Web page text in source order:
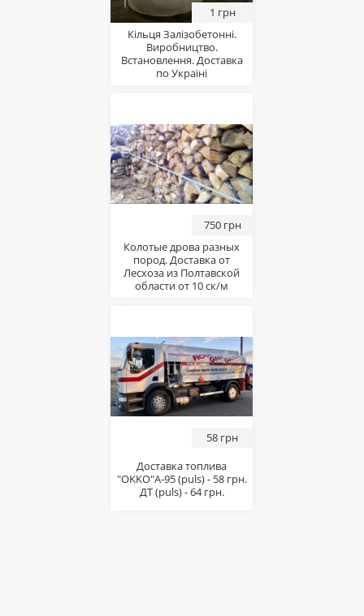
1 грн
Кільця Залізобетонні.
Виробництво.
Встановлення. Доставка
по Україні
750 грн
Колотые дрова разных
пород. Доставка от
Лесхоза из Полтавской
области от 10 ск/м
58 грн
Доставка топлива
"OKKO"А-95 (puls) - 58 грн.
ДТ (puls) - 64 грн.